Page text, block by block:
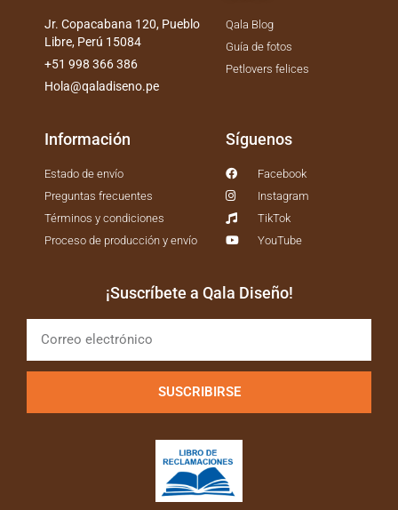
Jr. Copacabana 120, Pueblo
Libre, Perú 15084
+51 998 366 386
Hola@qaladiseno.pe
Qala Blog
Guía de fotos
Petlovers felices
Información
Estado de envío
Preguntas frecuentes
Términos y condiciones
Proceso de producción y envío
Síguenos
Facebook
Instagram
TikTok
YouTube
¡Suscríbete a Qala Diseño!
SUSCRIBIRSE